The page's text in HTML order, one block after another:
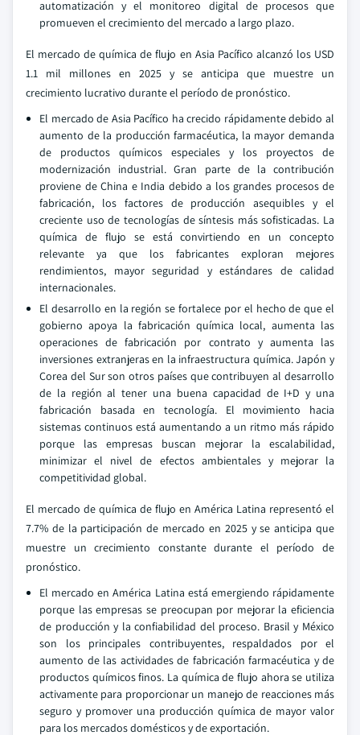
automatización y el monitoreo digital de procesos que
promueven el crecimiento del mercado a largo plazo.
El mercado de química de flujo en Asia Pacífico alcanzó los USD
1.1 mil millones en 2025 y se anticipa que muestre un
crecimiento lucrativo durante el período de pronóstico.
El mercado de Asia Pacífico ha crecido rápidamente debido al
aumento de la producción farmacéutica, la mayor demanda
de productos químicos especiales y los proyectos de
modernización industrial. Gran parte de la contribución
proviene de China e India debido a los grandes procesos de
fabricación, los factores de producción asequibles y el
creciente uso de tecnologías de síntesis más sofisticadas. La
química de flujo se está convirtiendo en un concepto
relevante ya que los fabricantes exploran mejores
rendimientos, mayor seguridad y estándares de calidad
internacionales.
El desarrollo en la región se fortalece por el hecho de que el
gobierno apoya la fabricación química local, aumenta las
operaciones de fabricación por contrato y aumenta las
inversiones extranjeras en la infraestructura química. Japón y
Corea del Sur son otros países que contribuyen al desarrollo
de la región al tener una buena capacidad de I+D y una
fabricación basada en tecnología. El movimiento hacia
sistemas continuos está aumentando a un ritmo más rápido
porque las empresas buscan mejorar la escalabilidad,
minimizar el nivel de efectos ambientales y mejorar la
competitividad global.
El mercado de química de flujo en América Latina representó el
7.7% de la participación de mercado en 2025 y se anticipa que
muestre un crecimiento constante durante el período de
pronóstico.
El mercado en América Latina está emergiendo rápidamente
porque las empresas se preocupan por mejorar la eficiencia
de producción y la confiabilidad del proceso. Brasil y México
son los principales contribuyentes, respaldados por el
aumento de las actividades de fabricación farmacéutica y de
productos químicos finos. La química de flujo ahora se utiliza
activamente para proporcionar un manejo de reacciones más
seguro y promover una producción química de mayor valor
para los mercados domésticos y de exportación.